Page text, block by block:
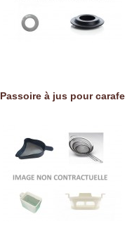
Passoire à jus pour carafe